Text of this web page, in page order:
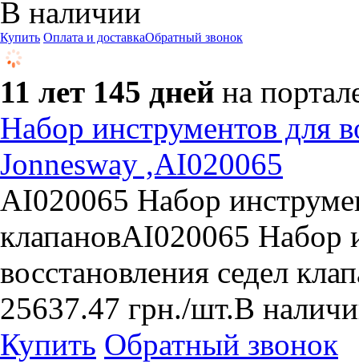
В наличии
Купить Оплата и доставкаОбратный звонок
11 лет 145 дней на
Набор инструментов для
Jonnesway ,AI020065
AI020065 Набор
клапановAI020065 Набор
восстановления седел
25637.47 грн./шт.В
Купить Обратный звонок